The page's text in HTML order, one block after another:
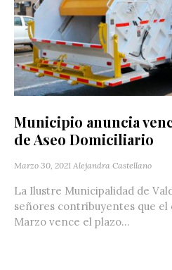
Municipio anuncia
de Aseo Domiciliario
Marzo 30, 2021 Alejandra Castellano
La Ilustre Municipalidad de
señores contribuyentes que el
Marzo vence el plazo...